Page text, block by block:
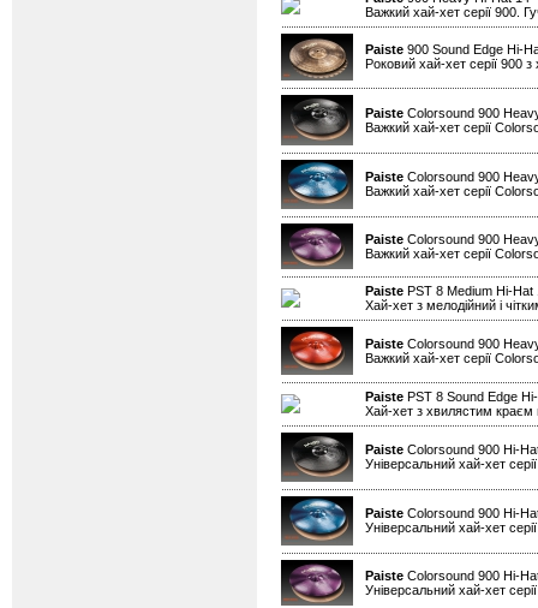
Важкий хай-хет серії 900.
Paiste 900 Sound Edge Hi-
Роковий хай-хет серії 900
Paiste Colorsound 900
Важкий хай-хет серії
Paiste Colorsound 900
Важкий хай-хет серії
Paiste Colorsound 900
Важкий хай-хет серії
Paiste PST 8 Medium Hi-
Хай-хет з мелодійний і
Paiste Colorsound 900
Важкий хай-хет серії
Paiste PST 8 Sound Edge
Хай-хет з хвилястим краєм
Paiste Colorsound 900 Hi-
Універсальний хай-хет
Paiste Colorsound 900 Hi-
Універсальний хай-хет
Paiste Colorsound 900 Hi-
Універсальний хай-хет